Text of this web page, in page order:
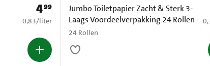
Prijs: € 4,99
499
€ 0,83 per liter
0,83/liter
Jumbo Toiletpapier Zacht & Sterk 3-
Laags Voordeelverpakking 24 Rollen
24 Rollen
€